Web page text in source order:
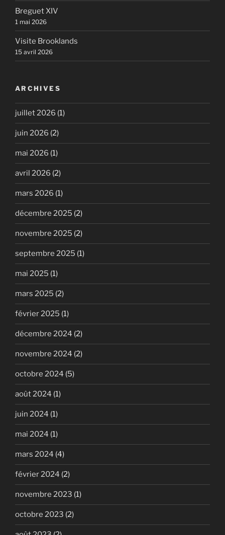
Breguet XIV
1 mai 2026
Visite Brooklands
15 avril 2026
ARCHIVES
juillet 2026 (1)
juin 2026 (2)
mai 2026 (1)
avril 2026 (2)
mars 2026 (1)
décembre 2025 (2)
novembre 2025 (2)
septembre 2025 (1)
mai 2025 (1)
mars 2025 (2)
février 2025 (1)
décembre 2024 (2)
novembre 2024 (2)
octobre 2024 (5)
août 2024 (1)
juin 2024 (1)
mai 2024 (1)
mars 2024 (4)
février 2024 (2)
novembre 2023 (1)
octobre 2023 (2)